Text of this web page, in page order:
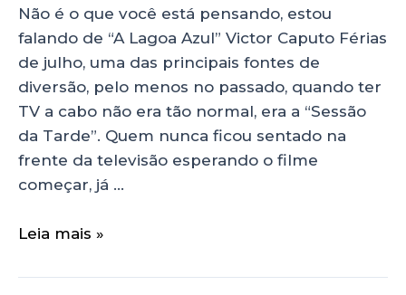
Não é o que você está pensando, estou
falando de “A Lagoa Azul” Victor Caputo Férias
de julho, uma das principais fontes de
diversão, pelo menos no passado, quando ter
TV a cabo não era tão normal, era a “Sessão
da Tarde”. Quem nunca ficou sentado na
frente da televisão esperando o filme
começar, já …
Leia mais »